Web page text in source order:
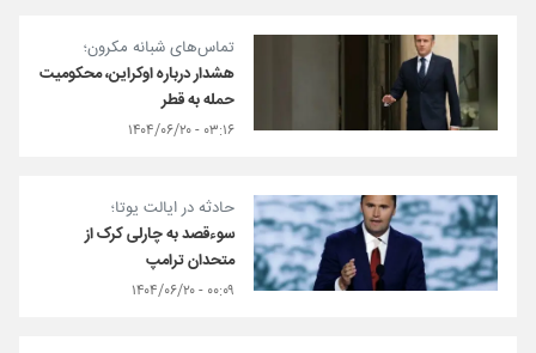
تماس‌های شبانه مکرون؛
هشدار درباره اوکراین، محکومیت
حمله به قطر
۰۳:۱۶ - ۱۴۰۴/۰۶/۲۰
حادثه در ایالت یوتا؛
سوءقصد به چارلی کرک از
متحدان ترامپ
۰۰:۰۹ - ۱۴۰۴/۰۶/۲۰